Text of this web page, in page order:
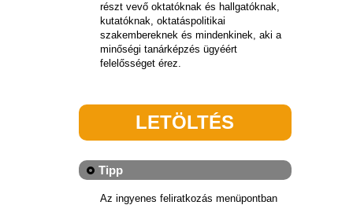
részt vevő oktatóknak és hallgatóknak,
kutatóknak, oktatáspolitikai
szakembereknek és mindenkinek, aki a
minőségi tanárképzés ügyéért
felelősséget érez.
LETÖLTÉS
Tipp
Az ingyenes feliratkozás menüpontban